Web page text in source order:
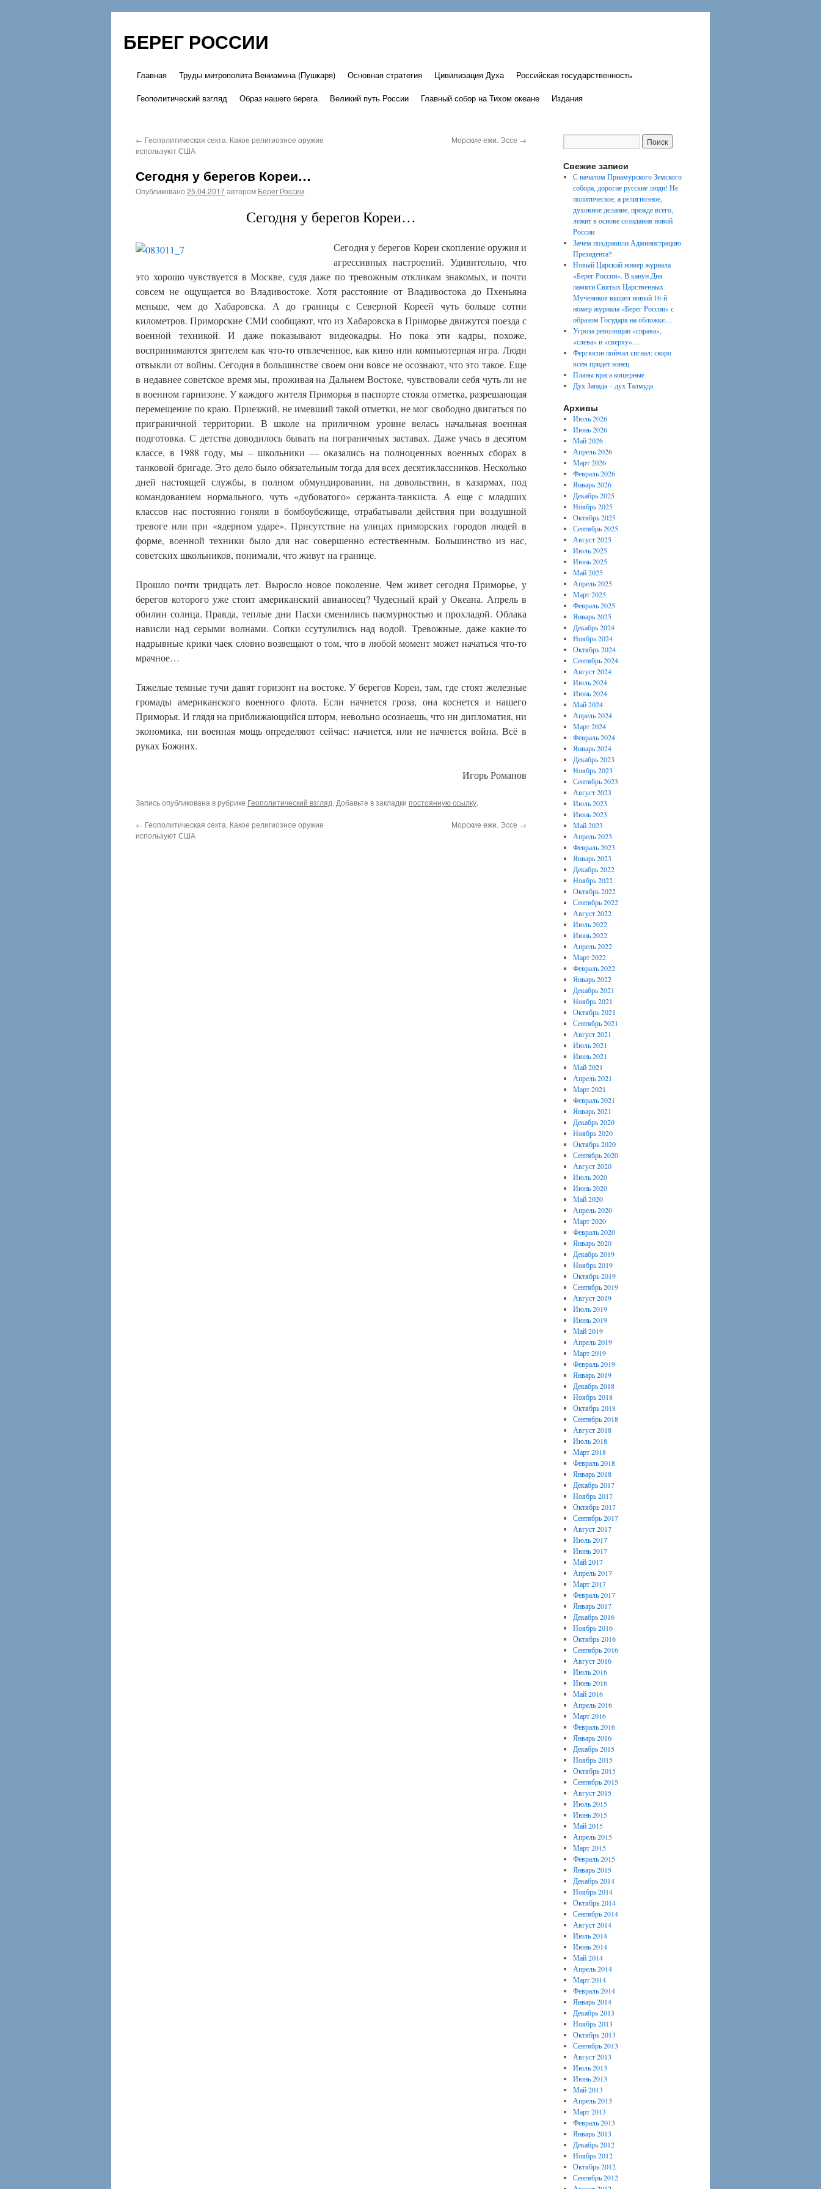
БЕРЕГ РОССИИ
Перейти
Главная Труды митрополита Вениамина (Пушкаря) Основная стратегия Цивилизация Духа
Российская государственность
Геополитический взгляд
Образ нашего берега Великий путь России Главный собор на Тихом океане Издания
← Геополитическая секта. Какое религиозное оружие
используют США
Морские ежи. Эссе →
Сегодня у берегов Кореи…
Опубликовано 25.04.2017автором Берег России
Сегодня у берегов Кореи…
Сегодня у берегов Кореи скопление оружия и
агрессивных настроений. Удивительно, что
это хорошо чувствуется в Москве, судя даже по тревожным откликам знакомых, и почти
совсем не ощущается во Владивостоке. Хотя расстояние от Владивостока до Пхеньяна
меньше, чем до Хабаровска. А до границы с Северной Кореей чуть больше сотни
километров. Приморские СМИ сообщают, что из Хабаровска в Приморье движутся поезда с
военной техникой. И даже показывают видеокадры. Но пока эти кадры, похоже,
воспринимаются зрителем как что-то отвлеченное, как кино или компьютерная игра. Люди
отвыкли от войны. Сегодня в большинстве своем они вовсе не осознают, что это такое. Еще
в недавнее советское время мы, проживая на Дальнем Востоке, чувствовали себя чуть ли не
в военном гарнизоне. У каждого жителя Приморья в паспорте стояла отметка, разрешающая
перемещение по краю. Приезжий, не имевший такой отметки, не мог свободно двигаться по
приграничной территории. В школе на приличном уровне велась начальная военная
подготовка. С детства доводилось бывать на пограничных заставах. Даже учась в десятом
классе, в 1988 году, мы – школьники — оказались на полноценных военных сборах в
танковой бригаде. Это дело было обязательным тогда для всех десятиклассников. Несколько
дней настоящей службы, в полном обмундировании, на довольствии, в казармах, под
командованием нормального, чуть «дубоватого» сержанта-танкиста. А еще с младших
классов нас постоянно гоняли в бомбоубежище, отрабатывали действия при воздушной
тревоге или при «ядерном ударе». Присутствие на улицах приморских городов людей в
форме, военной техники было для нас совершенно естественным. Большинство из нас,
советских школьников, понимали, что живут на границе.
Прошло почти тридцать лет. Выросло новое поколение. Чем живет сегодня Приморье, у
берегов которого уже стоит американский авианосец? Чудесный край у Океана. Апрель в
обилии солнца. Правда, теплые дни Пасхи сменились пасмурностью и прохладой. Облака
нависли над серыми волнами. Сопки ссутулились над водой. Тревожные, даже какие-то
надрывные крики чаек словно возвещают о том, что в любой момент может начаться что-то
мрачное…
Тяжелые темные тучи давят горизонт на востоке. У берегов Кореи, там, где стоят железные
громады американского военного флота. Если начнется гроза, она коснется и нашего
Приморья. И глядя на приближающийся шторм, невольно осознаешь, что ни дипломатия, ни
экономика, ни военная мощь определяют сейчас: начнется, или не начнется война. Всё в
руках Божиих.
Игорь Романов
Запись опубликована в рубрике Геополитический взгляд. Добавьте в закладки постоянную ссылку.
← Геополитическая секта. Какое религиозное оружие
используют США
Морские ежи. Эссе →
Свежие записи
С началом Приамурского Земского
собора, дорогие русские люди! Не
политическое, а религиозное,
духовное делание, прежде всего,
лежит в основе созидания новой
России
Зачем поздравили Администрацию
Президента?
Новый Царский номер журнала
«Берег России». В канун Дня
памяти Святых Царственных
Мучеников вышел новый 16-й
номер журнала «Берег России» с
образом Государя на обложке…
Угроза революции «справа»,
«слева» и «сверху»…
Фергюсон поймал сигнал: скоро
всем придет конец
Планы врага кошерные
Дух Запада – дух Талмуда
Архивы
Июль 2026
Июнь 2026
Май 2026
Апрель 2026
Март 2026
Февраль 2026
Январь 2026
Декабрь 2025
Ноябрь 2025
Октябрь 2025
Сентябрь 2025
Август 2025
Июль 2025
Июнь 2025
Май 2025
Апрель 2025
Март 2025
Февраль 2025
Январь 2025
Декабрь 2024
Ноябрь 2024
Октябрь 2024
Сентябрь 2024
Август 2024
Июль 2024
Июнь 2024
Май 2024
Апрель 2024
Март 2024
Февраль 2024
Январь 2024
Декабрь 2023
Ноябрь 2023
Сентябрь 2023
Август 2023
Июль 2023
Июнь 2023
Май 2023
Апрель 2023
Февраль 2023
Январь 2023
Декабрь 2022
Ноябрь 2022
Октябрь 2022
Сентябрь 2022
Август 2022
Июль 2022
Июнь 2022
Апрель 2022
Март 2022
Февраль 2022
Январь 2022
Декабрь 2021
Ноябрь 2021
Октябрь 2021
Сентябрь 2021
Август 2021
Июль 2021
Июнь 2021
Май 2021
Апрель 2021
Март 2021
Февраль 2021
Январь 2021
Декабрь 2020
Ноябрь 2020
Октябрь 2020
Сентябрь 2020
Август 2020
Июль 2020
Июнь 2020
Май 2020
Апрель 2020
Март 2020
Февраль 2020
Январь 2020
Декабрь 2019
Ноябрь 2019
Октябрь 2019
Сентябрь 2019
Август 2019
Июль 2019
Июнь 2019
Май 2019
Апрель 2019
Март 2019
Февраль 2019
Январь 2019
Декабрь 2018
Ноябрь 2018
Октябрь 2018
Сентябрь 2018
Август 2018
Июль 2018
Март 2018
Февраль 2018
Январь 2018
Декабрь 2017
Ноябрь 2017
Октябрь 2017
Сентябрь 2017
Август 2017
Июль 2017
Июнь 2017
Май 2017
Апрель 2017
Март 2017
Февраль 2017
Январь 2017
Декабрь 2016
Ноябрь 2016
Октябрь 2016
Сентябрь 2016
Август 2016
Июль 2016
Июнь 2016
Май 2016
Апрель 2016
Март 2016
Февраль 2016
Январь 2016
Декабрь 2015
Ноябрь 2015
Октябрь 2015
Сентябрь 2015
Август 2015
Июль 2015
Июнь 2015
Май 2015
Апрель 2015
Март 2015
Февраль 2015
Январь 2015
Декабрь 2014
Ноябрь 2014
Октябрь 2014
Сентябрь 2014
Август 2014
Июль 2014
Июнь 2014
Май 2014
Апрель 2014
Март 2014
Февраль 2014
Январь 2014
Декабрь 2013
Ноябрь 2013
Октябрь 2013
Сентябрь 2013
Август 2013
Июль 2013
Июнь 2013
Май 2013
Апрель 2013
Март 2013
Февраль 2013
Январь 2013
Декабрь 2012
Ноябрь 2012
Октябрь 2012
Сентябрь 2012